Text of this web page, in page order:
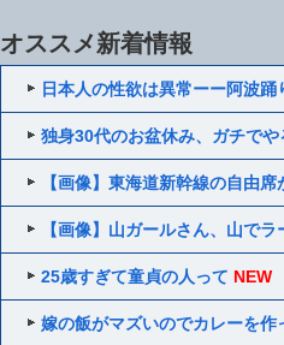
オススメ新着情報
日本人の性欲は異常ーー阿波踊
独身30代のお盆休み、ガチでや
【画像】東海道新幹線の自由
【画像】山ガールさん、山で
25歳すぎて童貞の人って NEW
嫁の飯がマズいのでカレーを作